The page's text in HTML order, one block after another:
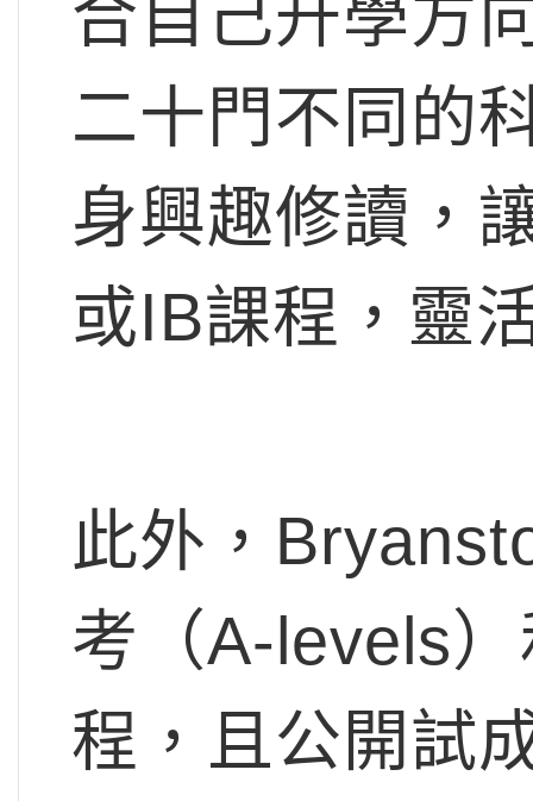
合自己升學方
二十門不同的
身興趣修讀，
或IB課程，靈
此外，
考（A-levels
程，且公開試